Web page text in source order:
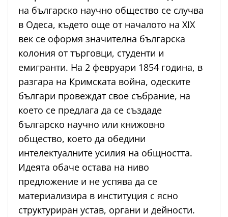
на българско научно общество се случва
в Одеса, където още от началото на XIX
век се оформя значителна българска
колония от търговци, студенти и
емигранти. На 2 февруари 1854 година, в
разгара на Кримската война, одеските
българи провеждат свое събрание, на
което се предлага да се създаде
българско научно или книжовно
общество, което да обедини
интелектуалните усилия на общността.
Идеята обаче остава на ниво
предложение и не успява да се
материализира в институция с ясно
структуриран устав, органи и дейности.